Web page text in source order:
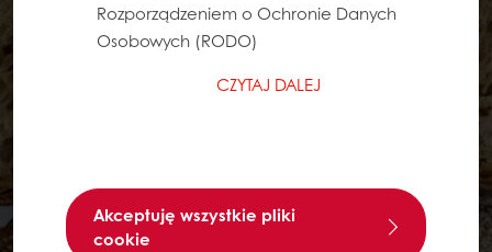
Rozporządzeniem o Ochronie Danych
Osobowych (RODO)
CZYTAJ DALEJ
Akceptuję wszystkie pliki
cookie